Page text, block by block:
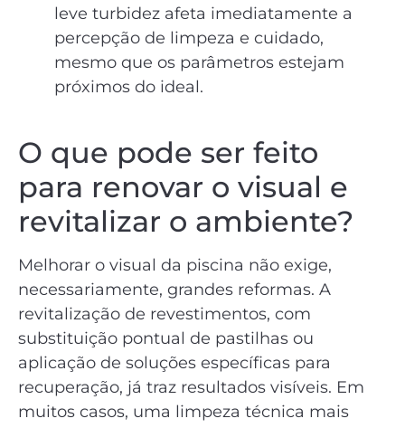
leve turbidez afeta imediatamente a
percepção de limpeza e cuidado,
mesmo que os parâmetros estejam
próximos do ideal.
O que pode ser feito
para renovar o visual e
revitalizar o ambiente?
Melhorar o visual da piscina não exige,
necessariamente, grandes reformas. A
revitalização de revestimentos, com
substituição pontual de pastilhas ou
aplicação de soluções específicas para
recuperação, já traz resultados visíveis. Em
muitos casos, uma limpeza técnica mais